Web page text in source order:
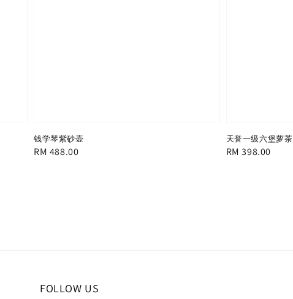
钱学琴紫砂壶
Regular
RM 488.00
天誉一级六堡萝茶
Regular
RM 398.00
FOLLOW US